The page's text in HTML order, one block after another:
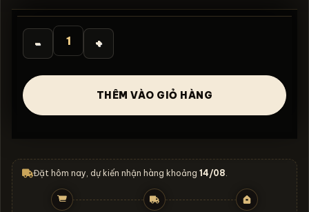
là:
360.000₫.
tại
Áo thun vintage Simpson GnR- B119 số lượng
THÊM VÀO GIỎ HÀNG
Đặt hôm nay, dự kiến nhận hàng khoảng 14/08